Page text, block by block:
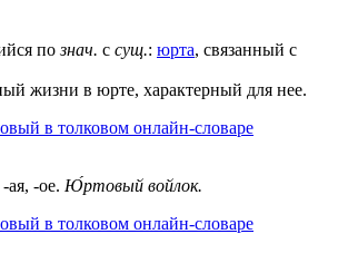
познач. с сущ.: юрта, связанный с
жизни в юрте, характерный для нее.
в толковом онлайн-словаре
-ая, -ое. Ю́ртовый войлок.
в толковом онлайн-словаре